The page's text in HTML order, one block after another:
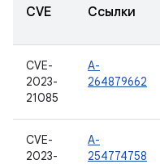
CVE Ссылки
CVE-
2023-
21085
A-
264879662
CVE-
2023-
A-
254774758